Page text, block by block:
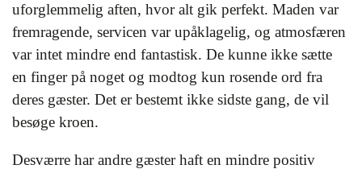
uforglemmelig aften, hvor alt gik perfekt. Maden var
fremragende, servicen var upåklagelig, og atmosfæren
var intet mindre end fantastisk. De kunne ikke sætte
en finger på noget og modtog kun rosende ord fra
deres gæster. Det er bestemt ikke sidste gang, de vil
besøge kroen.
Desværre har andre gæster haft en mindre positiv